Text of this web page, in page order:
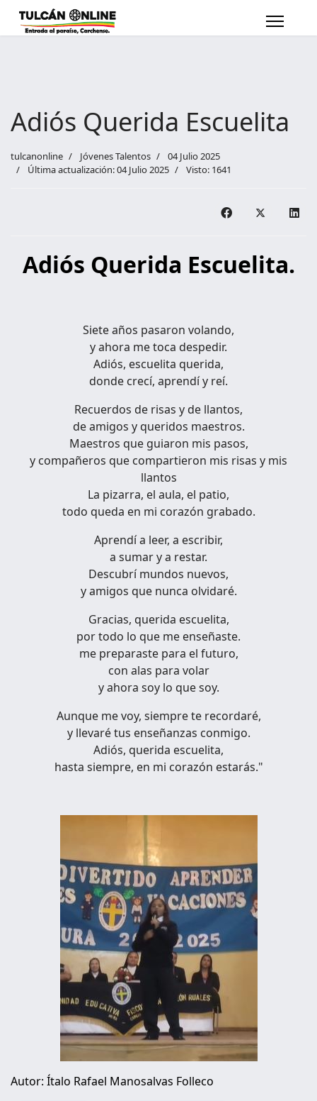
Adiós Querida Escuelita
tulcanonline Jóvenes Talentos
04 Julio 2025
Última actualización: 04 Julio 2025
Visto: 1641
Adiós Querida Escuelita.
Siete años pasaron volando,
y ahora me toca despedir.
Adiós, escuelita querida,
donde crecí, aprendí y reí.
Recuerdos de risas y de llantos,
de amigos y queridos maestros.
Maestros que guiaron mis pasos,
y compañeros que compartieron mis risas y mis
llantos
La pizarra, el aula, el patio,
todo queda en mi corazón grabado.
Aprendí a leer, a escribir,
a sumar y a restar.
Descubrí mundos nuevos,
y amigos que nunca olvidaré.
Gracias, querida escuelita,
por todo lo que me enseñaste.
me preparaste para el futuro,
con alas para volar
y ahora soy lo que soy.
Aunque me voy, siempre te recordaré,
y llevaré tus enseñanzas conmigo.
Adiós, querida escuelita,
hasta siempre, en mi corazón estarás."
Autor: Ítalo Rafael Manosalvas Folleco